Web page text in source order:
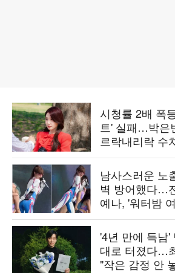
시청률 2배 폭
트' 실패…박은
르락내리락 수
남사스러운 노
벽 방어했다…
예나, '워터밤
'4년 만에 득남'
대로 터졌다…
"작은 감정 안